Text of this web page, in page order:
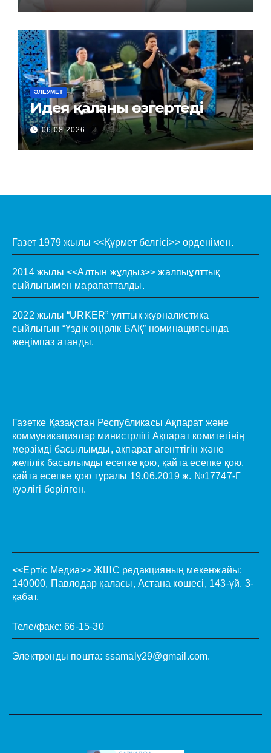
ӘЛЕУМЕТ
Идея қаланы өзгертеді
06.08.2026
Газет 1979 жылы <<Құрмет белгісі>> орденімен.
2014 жылы <<Алтын жұлдыз>> жалпыұлттық
сыйлығымен марапатталды.
2022 жылы “URKER” ұлттық журналистика
сыйлығын “Үздік өңірлік БАҚ” номинациясында
жеңімпаз атанды.
Газетке Қазақстан Республикасы Ақпарат және
коммуникациялар министрлігі Ақпарат комитетінің
мерзімді басылымды, ақпарат агенттігін және
желілік басылымды есепке қою, қайта есепке қою,
қайта есепке қою туралы 19.06.2019 ж. №17747-Г
куәлігі берілген.
<<Ертіс Медиа>> ЖШС редакцияның мекенжайы:
140000, Павлодар қаласы, Астана көшесі, 143-үй. 3-
қабат.
Теле/факс: 66-15-30
Электронды пошта: ssamaly29@gmail.com.